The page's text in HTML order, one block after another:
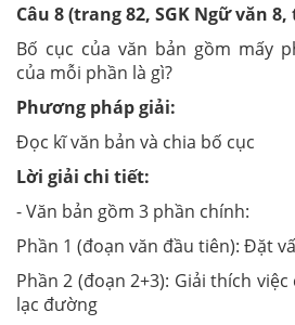
Câu 8 (trang 82, SGK Ngữ văn 8,
Bố cục của văn bản gồm mấy
của mỗi phần là gì?
Phương pháp giải:
Đọc kĩ văn bản và chia bố cục
Lời giải chi tiết:
- Văn bản gồm 3 phần chính:
Phần 1 (đoạn văn đầu tiên): Đặt
Phần 2 (đoạn 2+3): Giải thích
lạc đường